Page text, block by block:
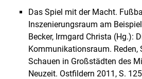
Das Spiel mit der Macht.
Inszenierungsraum am
Becker, Irmgard Christa (Hg.):
Kommunikationsraum. Reden,
Schauen in Großstädten des
Neuzeit. Ostfildern 2011, S.